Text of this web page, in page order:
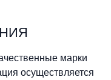
марки
осуществляется